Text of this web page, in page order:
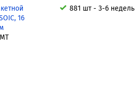
16
881 шт - 3-6 недель